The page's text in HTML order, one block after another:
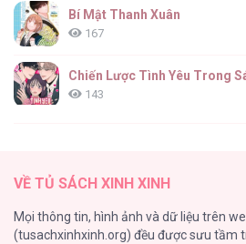
Bí Mật Thanh Xuân
167
Chiến Lược Tình Yêu Trong
143
128
VỀ TỦ SÁCH XINH XINH
Mọi thông tin, hình ảnh và dữ liệu trên
(tusachxinhxinh.org) đều được sưu tầm